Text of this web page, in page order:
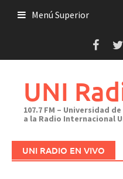
Menú Superior
UNI
107.7 FM – Universidad
a la Radio Internacional
UNI RADIO EN VIVO